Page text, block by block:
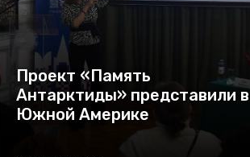
Проект «Память
Антарктиды» представили в
Южной Америке